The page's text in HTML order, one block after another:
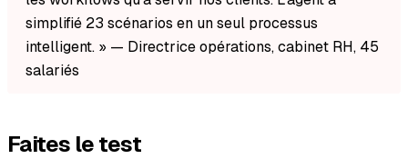
simplifié 23 scénarios en un seul processus
intelligent. » — Directrice opérations, cabinet RH, 45
salariés
Faites le test